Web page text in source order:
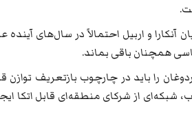
آنکارا و اربیل احتمالاً در سال‌های
همچنان باقی بماند.
را باید در چارچوب بازتعریف
شبکه‌ای از شرکای منطقه‌ای قابل اتکا